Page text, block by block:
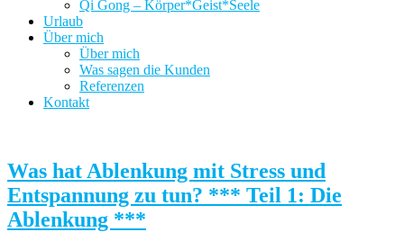
Qi Gong – Körper*Geist*Seele
Urlaub
Über mich
Über mich
Was sagen die Kunden
Referenzen
Kontakt
Was hat Ablenkung mit Stress und
Entspannung zu tun? *** Teil 1: Die
Ablenkung ***